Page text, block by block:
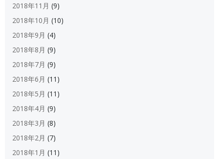
2018年11月 (9)
2018年10月 (10)
2018年9月 (4)
2018年8月 (9)
2018年7月 (9)
2018年6月 (11)
2018年5月 (11)
2018年4月 (9)
2018年3月 (8)
2018年2月 (7)
2018年1月 (11)